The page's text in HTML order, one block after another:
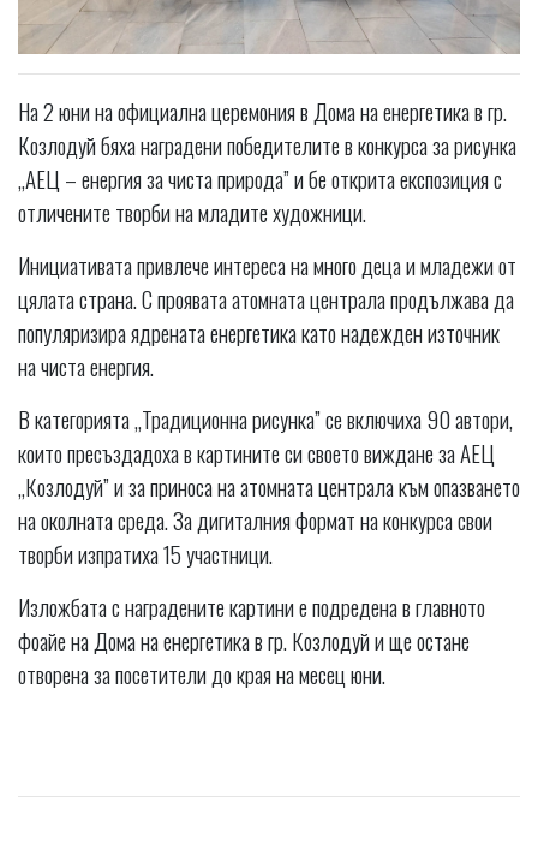
На 2 юни на официална церемония в Дома на енергетика в гр.
Козлодуй бяха наградени победителите в конкурсa за рисунка
„АЕЦ – енергия за чиста природа” и бе открита експозиция с
отличените творби на младите художници.
Инициативата привлече интереса на много деца и младежи от
цялата страна. С проявата атомната централа продължава да
популяризира ядрената енергетика като надежден източник
на чиста енергия.
В категорията „Традиционна рисунка” се включиха 90 автори,
които пресъздадоха в картините си своето виждане за АЕЦ
„Козлодуй” и за приноса на атомната централа към опазването
на околната среда. За дигиталния формат на конкурса свои
творби изпратиха 15 участници.
Изложбата с наградените картини е подредена в главното
фоайе на Дома на енергетика в гр. Козлодуй и ще остане
отворена за посетители до края на месец юни.